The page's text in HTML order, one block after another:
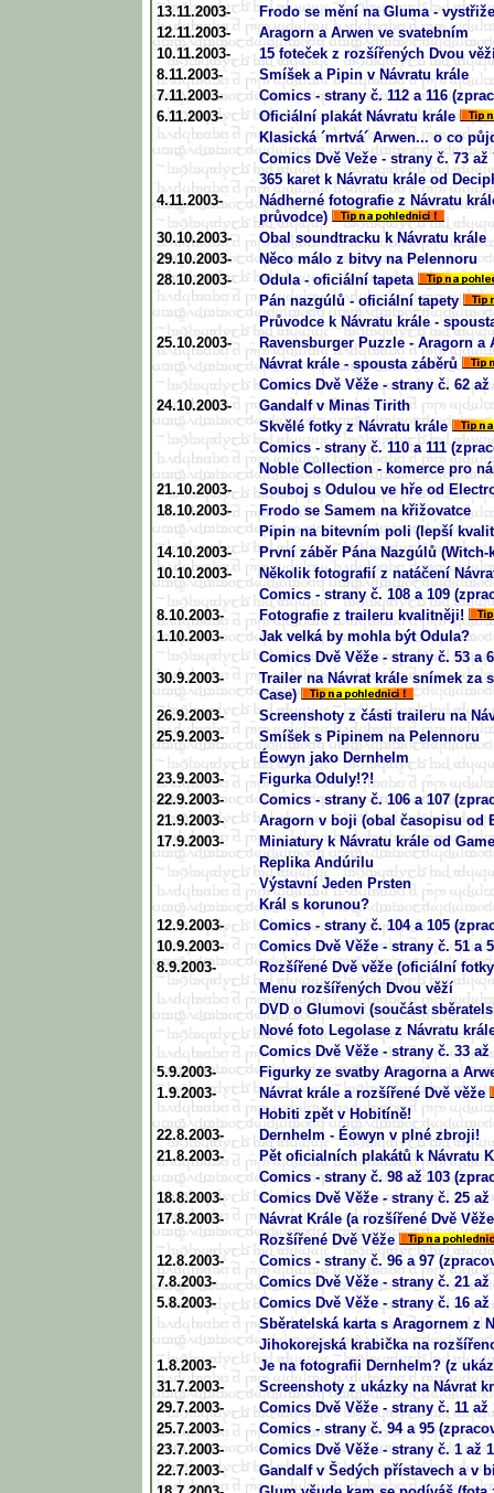
13.11.2003-
Frodo se mění na Gluma -
12.11.2003-
Aragorn a Arwen ve svatebním
10.11.2003-
15 foteček z rozšířených Dvou
8.11.2003-
Smíšek a Pipin v Návratu krále
7.11.2003-
Comics - strany č. 112 a 116
6.11.2003-
Oficiální plakát Návratu krále
Klasická ´mrtvá´ Arwen... o co
Comics Dvě Veže - strany č. 73
365 karet k Návratu krále od
4.11.2003-
Nádherné fotografie z Návratu
průvodce)
30.10.2003-
Obal soundtracku k Návratu krále
29.10.2003-
Něco málo z bitvy na Pelennoru
28.10.2003-
Odula - oficiální tapeta
Pán nazgúlů - oficiální tapety
Průvodce k Návratu krále -
25.10.2003-
Ravensburger Puzzle - Aragorn a
Návrat krále - spousta záběrů
Comics Dvě Věže - strany č. 62
24.10.2003-
Gandalf v Minas Tirith
Skvělé fotky z Návratu krále
Comics - strany č. 110 a 111
Noble Collection - komerce pro
21.10.2003-
Souboj s Odulou ve hře od
18.10.2003-
Frodo se Samem na křižovatce
Pipin na bitevním poli (lepší
14.10.2003-
První záběr Pána Nazgúlů (Witch-
10.10.2003-
Několik fotografií z natáčení
Comics - strany č. 108 a 109
8.10.2003-
Fotografie z traileru kvalitněji!
1.10.2003-
Jak velká by mohla být Odula?
Comics Dvě Věže - strany č. 53 a
30.9.2003-
Trailer na Návrat krále snímek za
Case)
26.9.2003-
Screenshoty z části traileru na
25.9.2003-
Smíšek s Pipinem na Pelennoru
Éowyn jako Dernhelm
23.9.2003-
Figurka Oduly!?!
22.9.2003-
Comics - strany č. 106 a 107
21.9.2003-
Aragorn v boji (obal časopisu od
17.9.2003-
Miniatury k Návratu krále od
Replika Andúrilu
Výstavní Jeden Prsten
Král s korunou?
12.9.2003-
Comics - strany č. 104 a 105
10.9.2003-
Comics Dvě Věže - strany č. 51 a
8.9.2003-
Rozšířené Dvě věže (oficiální
Menu rozšířených Dvou věží
DVD o Glumovi (součást
Nové foto Legolase z Návratu
Comics Dvě Věže - strany č. 33
5.9.2003-
Figurky ze svatby Aragorna a
1.9.2003-
Návrat krále a rozšířené Dvě věže
Hobiti zpět v Hobitíně!
22.8.2003-
Dernhelm - Éowyn v plné zbroji!
21.8.2003-
Pět oficialních plakátů k Návratu
Comics - strany č. 98 až 103
18.8.2003-
Comics Dvě Věže - strany č. 25
17.8.2003-
Návrat Krále (a rozšířené Dvě
Rozšířené Dvě Věže
12.8.2003-
Comics - strany č. 96 a 97
7.8.2003-
Comics Dvě Věže - strany č. 21
5.8.2003-
Comics Dvě Věže - strany č. 16
Sběratelská karta s Aragornem z
Jihokorejská krabička na
1.8.2003-
Je na fotografii Dernhelm? (z
31.7.2003-
Screenshoty z ukázky na Návrat
29.7.2003-
Comics Dvě Věže - strany č. 11
25.7.2003-
Comics - strany č. 94 a 95
23.7.2003-
Comics Dvě Věže - strany č. 1 až
22.7.2003-
Gandalf v Šedých přístavech a v